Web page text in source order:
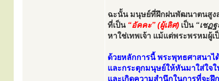
ฉะนั้น มนุษย์ที่ฝึกฝนพัฒนาตนสูง
ที่เป็น “อัคคะ” (ผู้เลิศ) เป็น “เชฏ
หาใช่เทพเจ้า แม้แต่พระพรหมผู้เ
ด้วยหลักการนี้ พระพุทธศาสนาไ
และกระตุกมนุษย์ให้หันมาใส่ใจ
และเกิดความสำนึกในการที่จะ